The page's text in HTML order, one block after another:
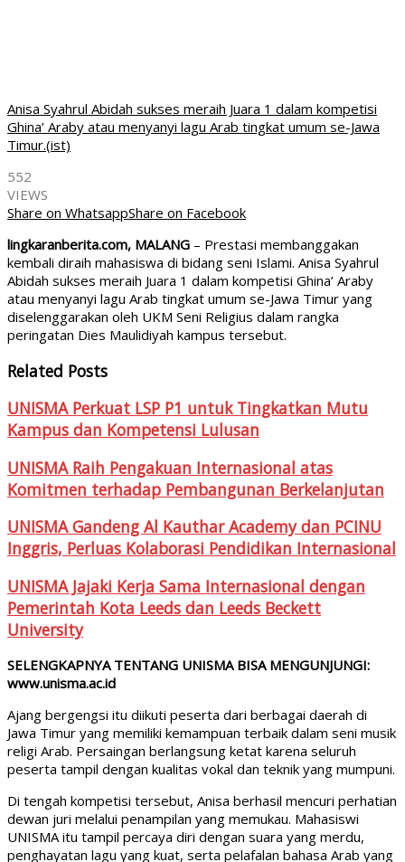
Anisa Syahrul Abidah sukses meraih Juara 1 dalam kompetisi
Ghina’ Araby atau menyanyi lagu Arab tingkat umum se-Jawa
Timur.(ist)
552
VIEWS
Share on WhatsappShare on Facebook
lingkaranberita.com, MALANG – Prestasi membanggakan
kembali diraih mahasiswa di bidang seni Islami. Anisa Syahrul
Abidah sukses meraih Juara 1 dalam kompetisi Ghina’ Araby
atau menyanyi lagu Arab tingkat umum se-Jawa Timur yang
diselenggarakan oleh UKM Seni Religius dalam rangka
peringatan Dies Maulidiyah kampus tersebut.
Related Posts
UNISMA Perkuat LSP P1 untuk Tingkatkan Mutu
Kampus dan Kompetensi Lulusan
UNISMA Raih Pengakuan Internasional atas
Komitmen terhadap Pembangunan Berkelanjutan
UNISMA Gandeng Al Kauthar Academy dan PCINU
Inggris, Perluas Kolaborasi Pendidikan Internasional
UNISMA Jajaki Kerja Sama Internasional dengan
Pemerintah Kota Leeds dan Leeds Beckett
University
SELENGKAPNYA TENTANG UNISMA BISA MENGUNJUNGI:
www.unisma.ac.id
Ajang bergengsi itu diikuti peserta dari berbagai daerah di
Jawa Timur yang memiliki kemampuan terbaik dalam seni musik
religi Arab. Persaingan berlangsung ketat karena seluruh
peserta tampil dengan kualitas vokal dan teknik yang mumpuni.
Di tengah kompetisi tersebut, Anisa berhasil mencuri perhatian
dewan juri melalui penampilan yang memukau. Mahasiswi
UNISMA itu tampil percaya diri dengan suara yang merdu,
penghayatan lagu yang kuat, serta pelafalan bahasa Arab yang